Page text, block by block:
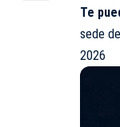
Te
sede
2026